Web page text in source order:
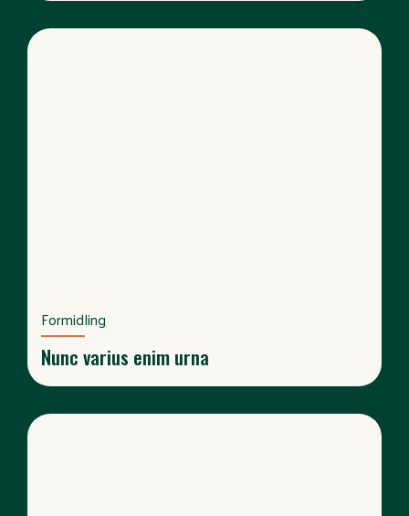
Formidling
Nunc varius enim urna